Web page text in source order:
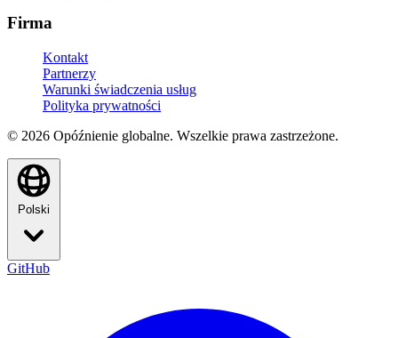
Firma
Kontakt
Partnerzy
Warunki świadczenia usług
Polityka prywatności
© 2026 Opóźnienie globalne. Wszelkie prawa zastrzeżone.
Polski
GitHub